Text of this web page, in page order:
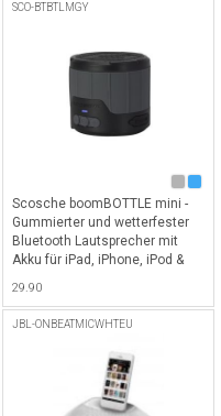
SCO-BTBTLMGY
Scosche boomBOTTLE mini -
Gummierter und wetterfester
Bluetooth Lautsprecher mit
Akku für iPad, iPhone, iPod &
29.90
JBL-ONBEATMICWHTEU